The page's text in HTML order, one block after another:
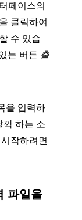
페이스의
클릭하여
수 있습
는 버튼 출
을 입력하
하는 소
작하려면
파일을